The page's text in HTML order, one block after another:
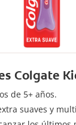
Colgate
de 5+ años.
suaves y